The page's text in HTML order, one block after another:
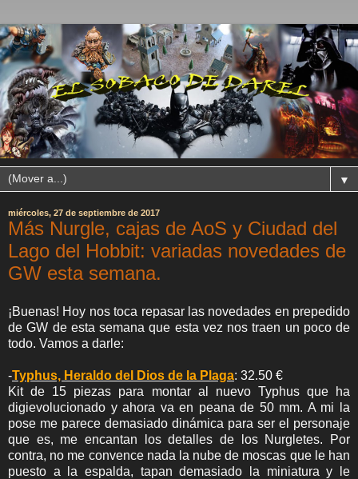
▼
miércoles, 27 de septiembre de 2017
Más Nurgle, cajas de AoS y Ciudad del
Lago del Hobbit: variadas novedades de
GW esta semana.
¡Buenas! Hoy nos toca repasar las novedades en prepedido
de GW de esta semana que esta vez nos traen un poco de
todo. Vamos a darle:
-Typhus, Heraldo del Dios de la Plaga: 32.50 €
Kit de 15 piezas para montar al nuevo Typhus que ha
digievolucionado y ahora va en peana de 50 mm. A mi la
pose me parece demasiado dinámica para ser el personaje
que es, me encantan los detalles de los Nurgletes. Por
contra, no me convence nada la nube de moscas que le han
puesto a la espalda, tapan demasiado la miniatura y le